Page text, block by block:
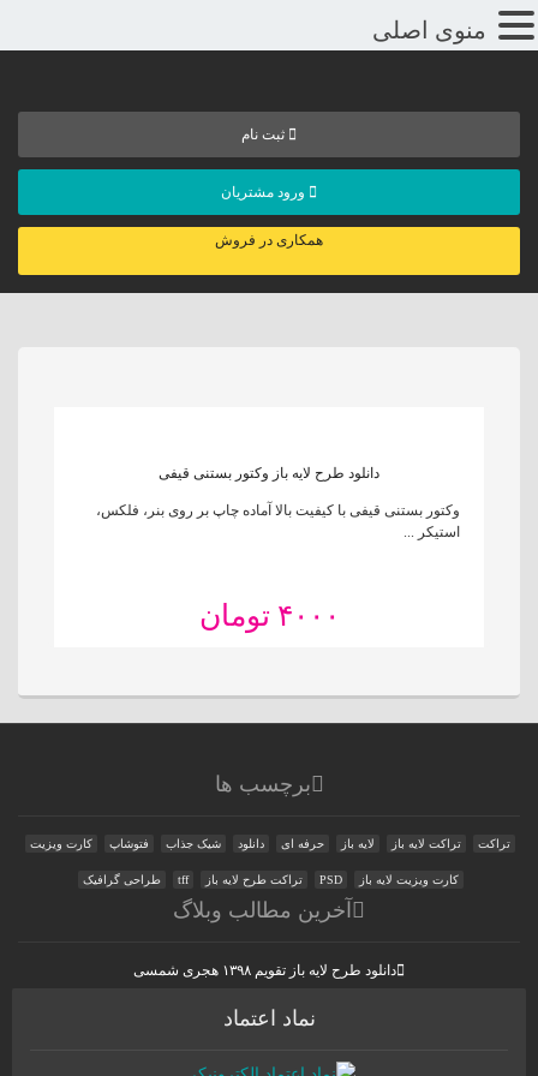
ثبت نام
ورود مشتریان
همکاری در فروش
دانلود طرح لایه باز وکتور بستنی قیفی
وکتور بستنی قیفی با کیفیت بالا آماده چاپ بر روی بنر، فلکس،
استیکر ...
۴۰۰۰ تومان
منوی اصلی
برچسب ها
تراکت تراکت لایه باز لایه باز حرفه ای دانلود شیک جذاب فتوشاپ کارت ویزیت
کارت ویزیت لایه باز PSD تراکت طرح لایه باز tff طراحی گرافیک
آخرین مطالب وبلاگ
دانلود طرح لایه باز تقویم ۱۳۹۸ هجری شمسی
نماد اعتماد